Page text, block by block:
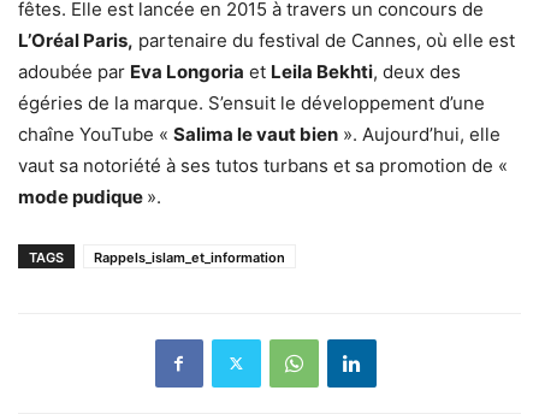
fêtes. Elle est lancée en 2015 à travers un concours de
L’Oréal Paris, partenaire du festival de Cannes, où elle est
adoubée par Eva Longoria et Leila Bekhti, deux des
égéries de la marque. S’ensuit le développement d’une
chaîne YouTube « Salima le vaut bien ». Aujourd’hui, elle
vaut sa notoriété à ses tutos turbans et sa promotion de «
mode pudique ».
TAGS Rappels_islam_et_information